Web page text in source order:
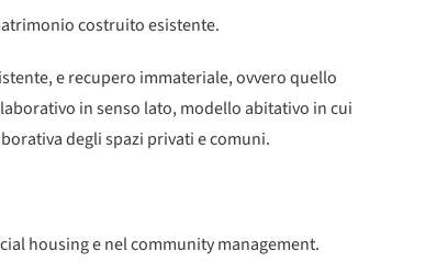
costruito esistente.
e recupero immateriale, ovvero quello
in senso lato, modello abitativo in cui
degli spazi privati e comuni.
housing e nel community management.